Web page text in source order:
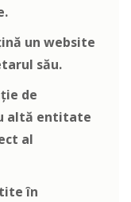
un website
său.
de
altă entitate
al
în